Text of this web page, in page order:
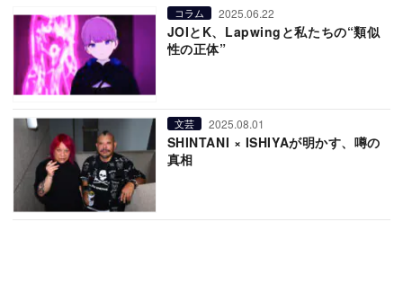
コラム 2025.06.22
JOIとK、Lapwingと私たちの“類似
性の正体”
文芸 2025.08.01
SHINTANI × ISHIYAが明かす、噂の
真相